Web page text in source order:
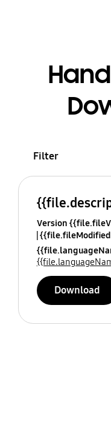
Filter
Version
Download